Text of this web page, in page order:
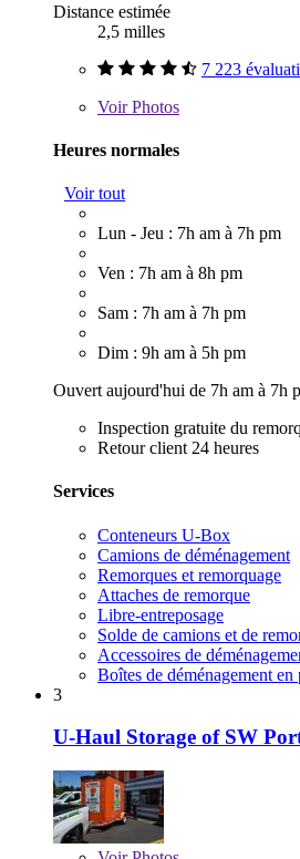
Distance estimée
2,5 milles
7 223
VoirPhotos
Heures normales
Voir tout
Lun - Jeu : 7h am à 7h pm
Ven : 7h am à 8h pm
Sam : 7h am à 7h pm
Dim : 9h am à 5h pm
Ouvert aujourd'hui de 7h am à 7h
Inspection gratuite du
Retour client 24 heures
Services
Conteneurs U-Box
Camions de déménagement
Remorques et remorquage
Attaches de remorque
Libre-entreposage
Solde de camions et de
Accessoires de
Boîtes de déménagement en
3
U-Haul Storage of SW